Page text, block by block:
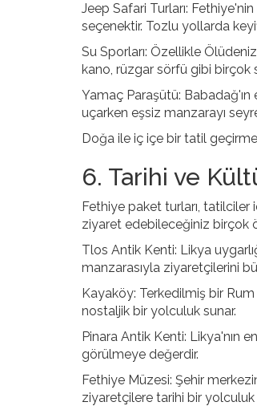
Jeep Safari Turları:
seçenektir. Tozlu yollarda
Su Sporları: Özellikle
kano, rüzgar sörfü gibi birçok
Yamaç Paraşütü:
uçarken eşsiz manzarayı
Doğa ile iç içe bir tatil
6. Tarihi ve
Fethiye paket turları, tatilciler
ziyaret edebileceğiniz birçok
Tlos Antik Kenti: Likya
manzarasıyla ziyaretçilerini
Kayaköy: Terkedilmiş bir
nostaljik bir yolculuk sunar.
Pinara Antik Kenti: Likya'nın
görülmeye değerdir.
Fethiye Müzesi: Şehir
ziyaretçilere tarihi bir yolculuk